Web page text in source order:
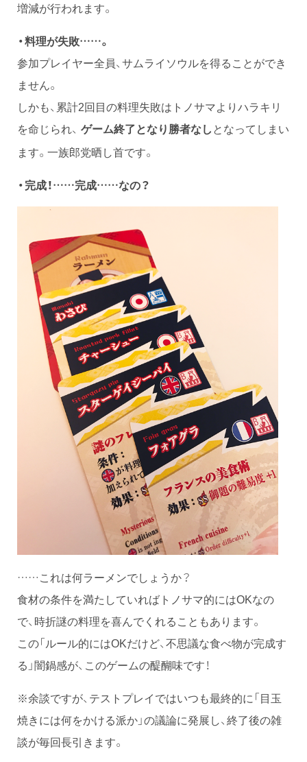
増減が行われます。
・料理が失敗……。
参加プレイヤー全員、サムライソウルを得ることができ
ません。
しかも、累計2回目の料理失敗はトノサマよりハラキリ
を命じられ、 ゲーム終了となり勝者なし となってしまい
ます。一族郎党晒し首です。
・完成！……完成……なの？
……これは何ラーメンでしょうか？
食材の条件を満たしていればトノサマ的にはOKなの
で、時折謎の料理を喜んでくれることもあります。
この「ルール的にはOKだけど、不思議な食べ物が完成す
る」闇鍋感が、このゲームの醍醐味です！
※余談ですが、テストプレイではいつも最終的に「目玉
焼きには何をかける派か」の議論に発展し、終了後の雑
談が毎回長引きます。